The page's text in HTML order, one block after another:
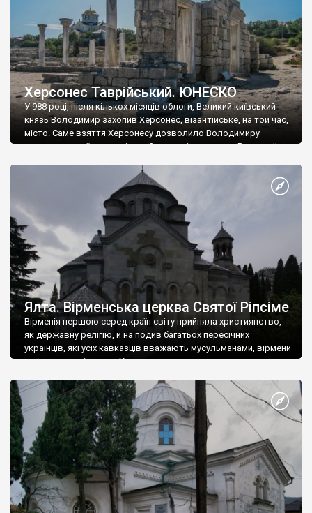
Херсонес Таврійський. ЮНЕСКО
У 988 році, після кількох місяців облоги, Великий київський
князь Володимир захопив Херсонес, візантійське, на той час,
місто. Саме взяття Херсонесу дозволило Володимиру
диктувати свої умови візантійському імператору Василю ІІ, та
Херсонесі Володимир-язичник, став Василем-християнином.
А потім було Хрещення Русі. На честь Херсонесу Таврійського
Ялта. Вірменська церква Святої Ріпсіме
Вірменія першою серед країн світу прийняла християнство,
як державну релігію, й на подив багатьох пересічних
українців, які усіх кавказців вважають мусульманами, вірмени
є відданими вірянами Христа